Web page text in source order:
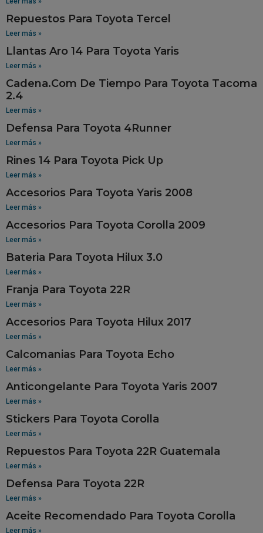
Repuestos Para Toyota Tercel
Leer más »
Llantas Aro 14 Para Toyota Yaris
Leer más »
Cadena.Com De Tiempo Para Toyota Tacoma
2.4
Leer más »
Defensa Para Toyota 4Runner
Leer más »
Rines 14 Para Toyota Pick Up
Leer más »
Accesorios Para Toyota Yaris 2008
Leer más »
Accesorios Para Toyota Corolla 2009
Leer más »
Bateria Para Toyota Hilux 3.0
Leer más »
Franja Para Toyota 22R
Leer más »
Accesorios Para Toyota Hilux 2017
Leer más »
Calcomanias Para Toyota Echo
Leer más »
Anticongelante Para Toyota Yaris 2007
Leer más »
Stickers Para Toyota Corolla
Leer más »
Repuestos Para Toyota 22R Guatemala
Leer más »
Defensa Para Toyota 22R
Leer más »
Aceite Recomendado Para Toyota Corolla
Leer más »